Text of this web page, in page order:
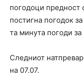
погодоци предност
постигна погодок
та минута погоди
Следниот
на 07.07.